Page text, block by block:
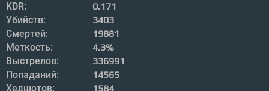
KDR:
0.171
Убийств:
3403
Смертей:
19881
Меткость:
4.3%
Выстрелов:
336991
Попаданий:
14565
Хедшотов:
1584